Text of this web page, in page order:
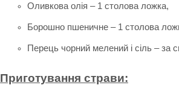
Оливкова олія – 1 столова ложка,
Борошно пшеничне – 1 столова
Перець чорний мелений і сіль – за
Приготування страви: